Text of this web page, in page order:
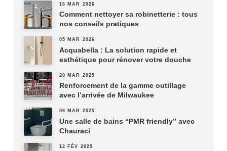
16 MAR 2026
Comment nettoyer sa robinetterie : tous
nos conseils pratiques
05 MAR 2026
Acquabella : La solution rapide et
esthétique pour rénover votre douche
20 MAR 2025
Renforcement de la gamme outillage
avec l’arrivée de Milwaukee
06 MAR 2025
Une salle de bains “PMR friendly” avec
Chauraci
12 FÉV 2025